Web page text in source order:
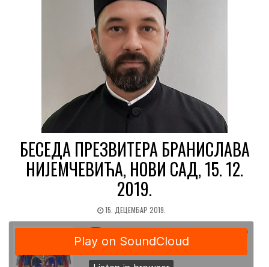
БЕСЕДА ПРЕЗВИТЕРА БРАНИСЛАВА
НИЈЕМЧЕВИЋА, НОВИ САД, 15. 12.
2019.
15. ДЕЦЕМБАР 2019.